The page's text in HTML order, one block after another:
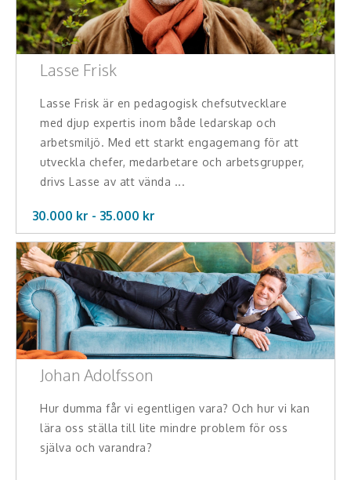
Lasse Frisk
Lasse Frisk är en pedagogisk chefsutvecklare
med djup expertis inom både ledarskap och
arbetsmiljö. Med ett starkt engagemang för att
utveckla chefer, medarbetare och arbetsgrupper,
drivs Lasse av att vända ...
30.000 kr - 35.000 kr
Johan Adolfsson
Hur dumma får vi egentligen vara? Och hur vi kan
lära oss ställa till lite mindre problem för oss
själva och varandra?